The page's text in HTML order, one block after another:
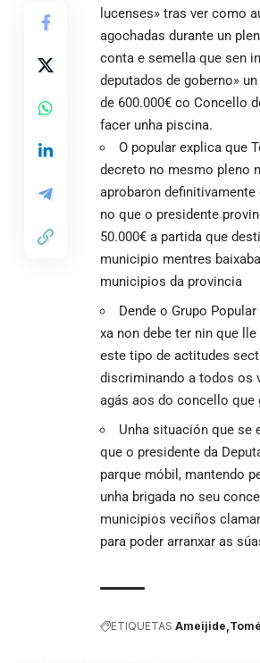
lucenses» tras ver como
agochadas durante un
conta e semella que sen
deputados de goberno»
de 600.000€ co Concello
facer unha piscina.
O popular explica que
decreto no mesmo pleno
aprobaron
no que o presidente
50.000€ a partida que
municipio mentres
municipios da provincia
Dende o Grupo
xa non debe ter nin que
este tipo de actitudes
discriminando a todos os
agás aos do concello que
Unha situación que se
que o presidente da
parque móbil, mantendo
unha brigada no seu
municipios veciños
para poder arranxar as
ETIQUETAS Ameijide Tomé